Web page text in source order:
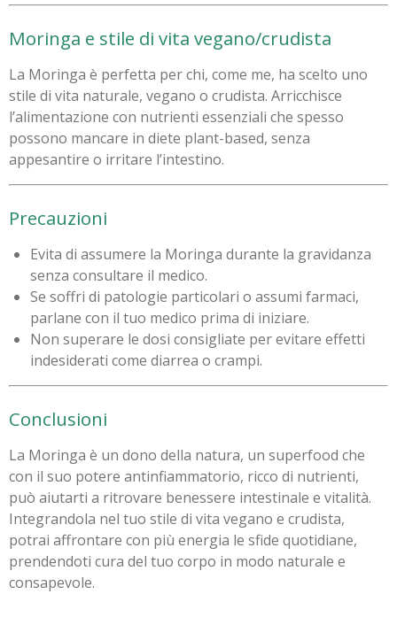
Moringa e stile di vita vegano/crudista
La Moringa è perfetta per chi, come me, ha scelto uno
stile di vita naturale, vegano o crudista. Arricchisce
l’alimentazione con nutrienti essenziali che spesso
possono mancare in diete plant-based, senza
appesantire o irritare l’intestino.
Precauzioni
Evita di assumere la Moringa durante la gravidanza
senza consultare il medico.
Se soffri di patologie particolari o assumi farmaci,
parlane con il tuo medico prima di iniziare.
Non superare le dosi consigliate per evitare effetti
indesiderati come diarrea o crampi.
Conclusioni
La Moringa è un dono della natura, un superfood che
con il suo potere antinfiammatorio, ricco di nutrienti,
può aiutarti a ritrovare benessere intestinale e vitalità.
Integrandola nel tuo stile di vita vegano e crudista,
potrai affrontare con più energia le sfide quotidiane,
prendendoti cura del tuo corpo in modo naturale e
consapevole.